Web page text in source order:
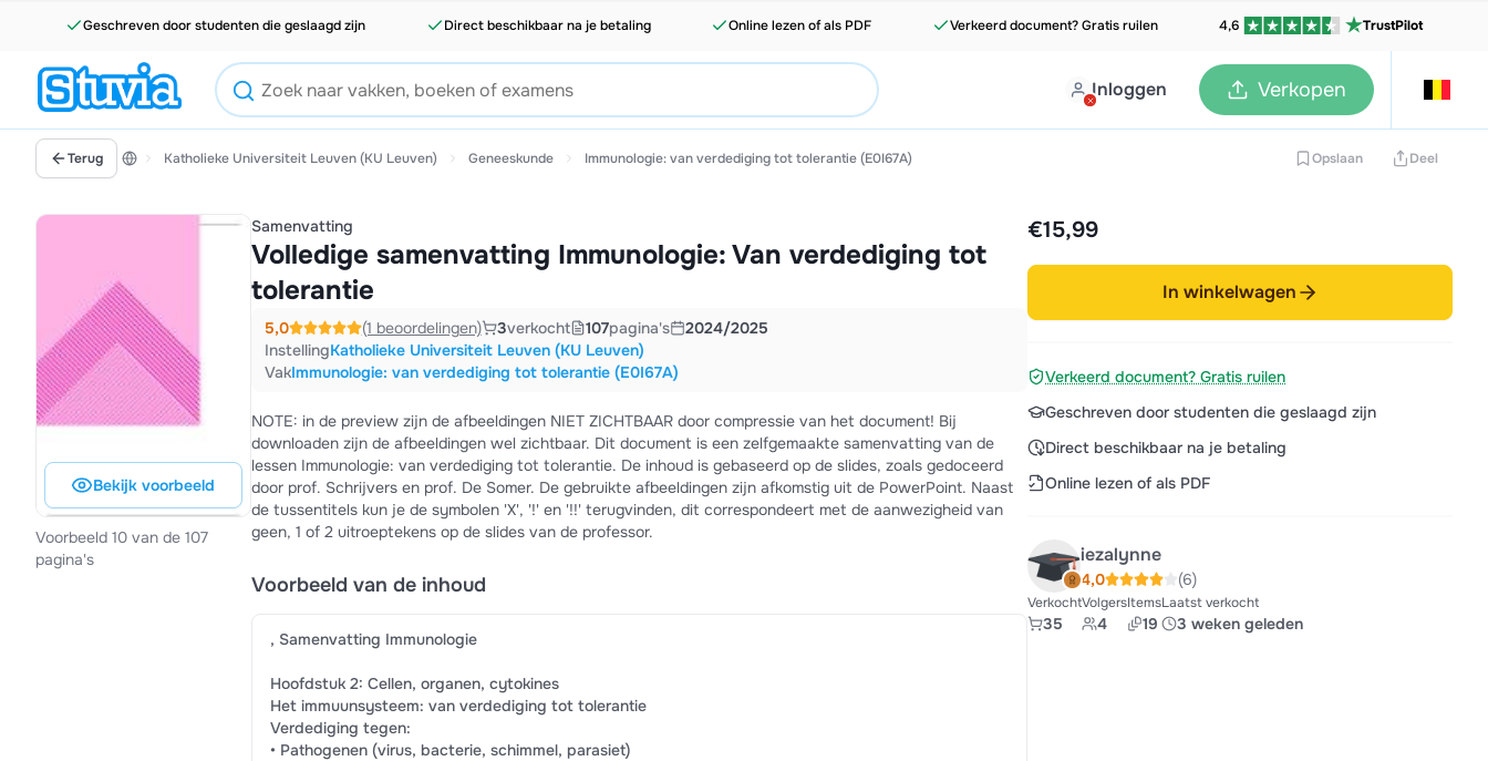
Geschreven door studenten die geslaagd zijn Direct beschikbaar na je betaling Online lezen of als PDF Verkeerd document? Gratis ruilen 4,6 TrustPilot
Inloggen Verkopen
Terug Katholieke Universiteit Leuven (KU Leuven) Geneeskunde Immunologie: van verdediging tot tolerantie (E0I67A) Opslaan Deel
Bekijk voorbeeld
Voorbeeld 10 van de 107
pagina's
Samenvatting
Volledige samenvatting Immunologie: Van verdediging tot
tolerantie
5,0 (1 beoordelingen) 3verkocht 107pagina's
2024/2025
InstellingKatholieke Universiteit Leuven (KU Leuven)
VakImmunologie: van verdediging tot tolerantie (E0I67A)
NOTE: in de preview zijn de afbeeldingen NIET ZICHTBAAR door compressie van het document! Bij
downloaden zijn de afbeeldingen wel zichtbaar. Dit document is een zelfgemaakte samenvatting van de
lessen Immunologie: van verdediging tot tolerantie. De inhoud is gebaseerd op de slides, zoals gedoceerd
door prof. Schrijvers en prof. De Somer. De gebruikte afbeeldingen zijn afkomstig uit de PowerPoint. Naast
de tussentitels kun je de symbolen 'X', '!' en '!!' terugvinden, dit correspondeert met de aanwezigheid van
geen, 1 of 2 uitroeptekens op de slides van de professor.
Voorbeeld van de inhoud
, Samenvatting Immunologie
Hoofdstuk 2: Cellen, organen, cytokines
Het immuunsysteem: van verdediging tot tolerantie
Verdediging tegen:
• Pathogenen (virus, bacterie, schimmel, parasiet)
€15,99
In winkelwagen
Verkeerd document? Gratis ruilen
Geschreven door studenten die geslaagd zijn
Direct beschikbaar na je betaling
Online lezen of als PDF
iezalynne
4,0 (6)
Verkocht
35
Volgers
4
Items
19
Laatst verkocht
3 weken geleden